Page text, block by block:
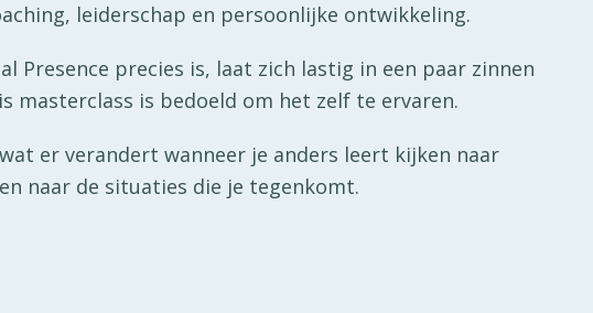
leiderschap en persoonlijke ontwikkeling.
Presence precies is, laat zich lastig in een paar zinnen
masterclass is bedoeld om het zelf te ervaren.
er verandert wanneer je anders leert kijken naar
naar de situaties die je tegenkomt.